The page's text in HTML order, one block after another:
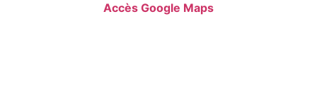
Accès Google Maps